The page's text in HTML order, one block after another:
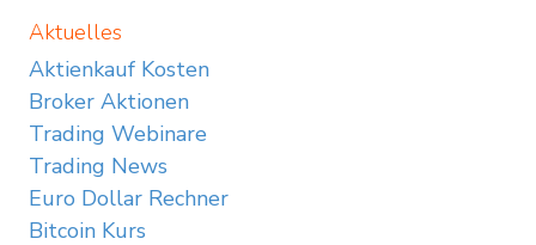
Aktuelles
Aktienkauf Kosten
Broker Aktionen
Trading Webinare
Trading News
Euro Dollar Rechner
Bitcoin Kurs